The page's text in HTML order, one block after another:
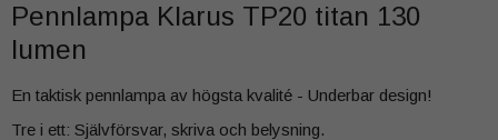
Pennlampa Klarus TP20 titan 130
lumen
En taktisk pennlampa av högsta kvalité - Underbar design!
Tre i ett: Självförsvar, skriva och belysning.